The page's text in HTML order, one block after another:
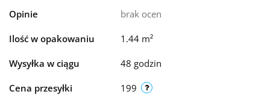
Opinie brak ocen
Ilość w opakowaniu 1.44 m²
Wysyłka w ciągu 48 godzin
Cena przesyłki 199